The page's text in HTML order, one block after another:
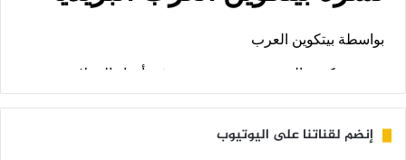
إنضم لقناتنا على اليوتيوب